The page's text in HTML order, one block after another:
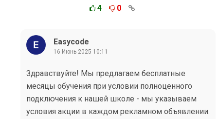
4 0
Easycode
16 Июнь 2025 10:11
Здравствуйте! Мы предлагаем бесплатные
месяцы обучения при условии полноценного
подключения к нашей школе - мы указываем
условия акции в каждом рекламном объявлении.